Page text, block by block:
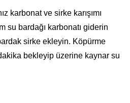
karbonat ve sirke karışımı
su bardağı karbonatı giderin
sirke ekleyin. Köpürme
bekleyip üzerine kaynar su